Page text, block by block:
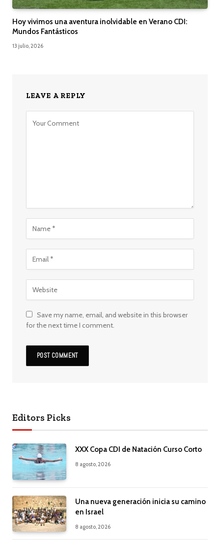
Hoy vivimos una aventura inolvidable en Verano CDI:
Mundos Fantásticos
13 julio, 2026
LEAVE A REPLY
Save my name, email, and website in this browser
for the next time I comment.
Editors Picks
XXX Copa CDI de Natación Curso Corto
8 agosto, 2026
Una nueva generación inicia su camino
en Israel
8 agosto, 2026